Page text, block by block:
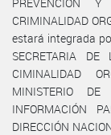
CRIMINALIDAD
estará integrada
SECRETARIA
CIMINALIDAD
MINISTERIO
INFORMACIÓN
DIRECCIÓN